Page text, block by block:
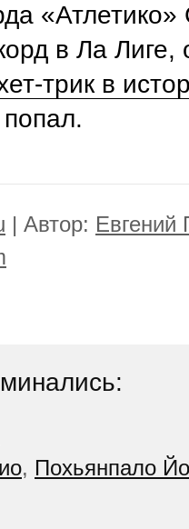
«Атлетико»
в Ла
трик в
| Автор: Евгений
, Похьянпало